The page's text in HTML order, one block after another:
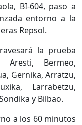
BI-604, paso a
entorno a la
Repsol.
la prueba
Aresti, Bermeo,
Gernika, Arratzu,
Larrabetzu,
y Bilbao.
a los 60 minutos